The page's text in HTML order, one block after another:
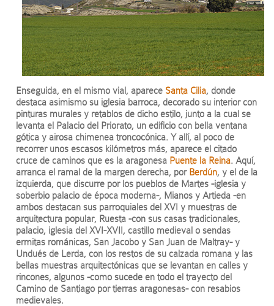
Enseguida, en el mismo vial, aparece Santa Cilia, donde
destaca asimismo su iglesia barroca, decorado su interior con
pinturas murales y retablos de dicho estilo, junto a la cual se
levanta el Palacio del Priorato, un edificio con bella ventana
gótica y airosa chimenea troncocónica. Y allí, al poco de
recorrer unos escasos kilómetros más, aparece el citado
cruce de caminos que es la aragonesa Puente la Reina. Aquí,
arranca el ramal de la margen derecha, por Berdún, y el de la
izquierda, que discurre por los pueblos de Martes -iglesia y
soberbio palacio de época moderna-, Mianos y Artieda -en
ambos destacan sus parroquiales del XVI y muestras de
arquitectura popular, Ruesta -con sus casas tradicionales,
palacio, iglesia del XVI-XVII, castillo medieval o sendas
ermitas románicas, San Jacobo y San Juan de Maltray- y
Undués de Lerda, con los restos de su calzada romana y las
bellas muestras arquitectónicas que se levantan en calles y
rincones, algunos -como sucede en todo el trayecto del
Camino de Santiago por tierras aragonesas- con resabios
medievales.